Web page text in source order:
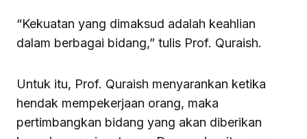
“Kekuatan yang dimaksud adalah keahlian
dalam berbagai bidang,” tulis Prof. Quraish.
Untuk itu, Prof. Quraish menyarankan ketika
hendak mempekerjaan orang, maka
pertimbangkan bidang yang akan diberikan